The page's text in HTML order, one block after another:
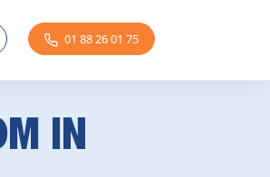
01 88 26 01 75
in